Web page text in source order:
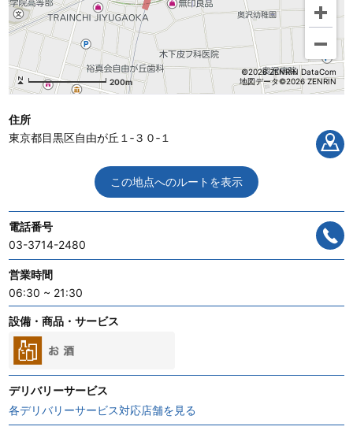
200m
©2026 ZENRIN DataCom
地図データ©2026 ZENRIN
住所
東京都目黒区自由が丘１‐３０‐１
この地点へのルートを表示
電話番号
03-3714-2480
営業時間
06:30 ~ 21:30
設備・商品・サービス
デリバリーサービス
各デリバリーサービス対応店舗を見る